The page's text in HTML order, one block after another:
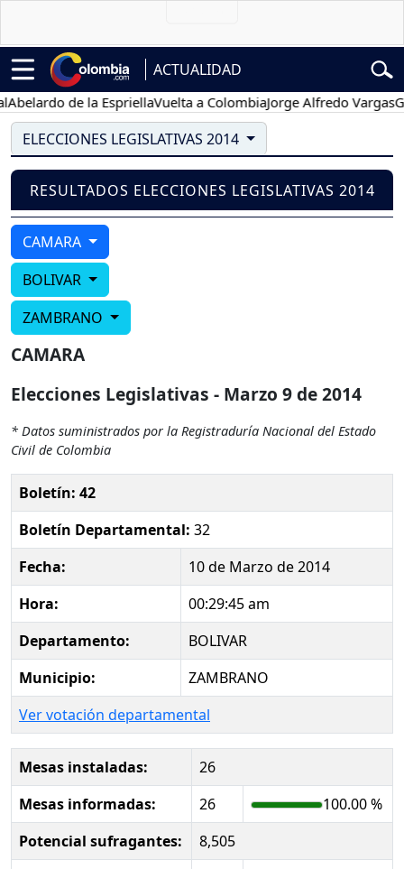
ACTUALIDAD
de la EspriellaVuelta a ColombiaJorge Alfredo Vargas
ELECCIONES LEGISLATIVAS 2014
RESULTADOS ELECCIONES LEGISLATIVAS 2014
CAMARA
BOLIVAR
ZAMBRANO
CAMARA
Elecciones Legislativas - Marzo 9 de 2014
* Datos suministrados por la Registraduría Nacional del Estado
Civil de Colombia
Boletín: 42
Boletín Departamental: 32
Fecha:
10 de Marzo de 2014
Hora:
00:29:45 am
Departamento:
BOLIVAR
Municipio:
ZAMBRANO
Ver votación departamental
Mesas instaladas:
26
Mesas informadas:
26
100.00 %
Potencial sufragantes:
8,505